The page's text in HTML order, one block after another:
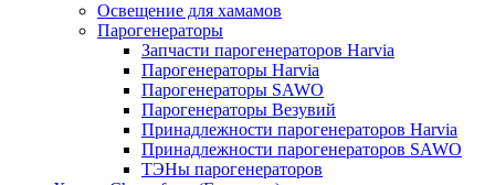
Освещение для хамамов
Парогенераторы
Запчасти парогенераторов Harvia
Парогенераторы Harvia
Парогенераторы SAWO
Парогенераторы Везувий
Принадлежности парогенераторов Harvia
Принадлежности парогенераторов SAWO
ТЭНы парогенераторов